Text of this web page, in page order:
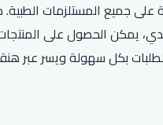
جميع المستلزمات
يمكن الحصول على
وتوفر خدمة توصيل الطلبات